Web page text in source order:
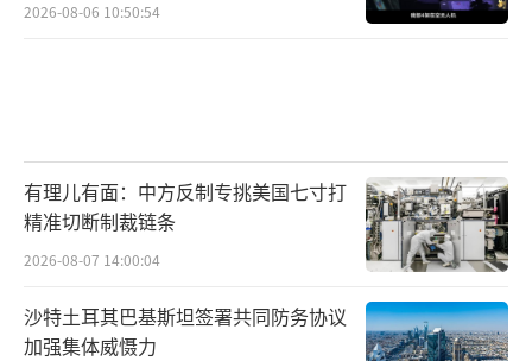
2026-08-06 10:50:54
有理儿有面：中方反制专挑美国七寸打
精准切断制裁链条
2026-08-07 14:00:04
沙特土耳其巴基斯坦签署共同防务协议
加强集体威慑力